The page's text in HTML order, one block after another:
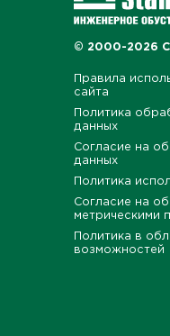
© 2000-2026
Правила
сайта
Политика
данных
Согласие на
данных
Политика
Согласие на
метрическими
Политика в
возможностей